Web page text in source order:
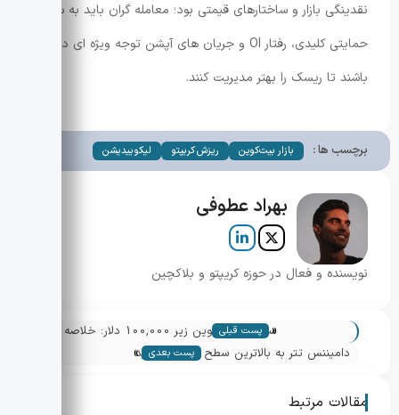
نقدینگی بازار و ساختارهای قیمتی بود؛ معامله گران باید به سطوح
حمایتی کلیدی، رفتار OI و جریان های آپشن توجه ویژه ای داشته
باشند تا ریسک را بهتر مدیریت کنند.
برچسب ها : بازار بیت‌کوین ریزش کریپتو لیکوییدیشن
بهراد عطوفی
نویسنده و فعال در حوزه کریپتو و بلاکچین
« پست قبلی
سقوط بیت کوین زیر 100,000 دلار: خلاصه
بازار و نکات کلیدی
دامیننس تتر به بالاترین سطح از آوریل رسید
پست بعدی »
مقالات مرتبط